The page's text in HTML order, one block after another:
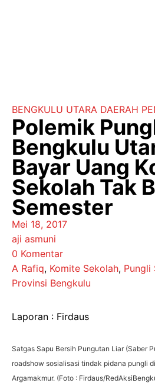
BENGKULU UTARA DAERAH
Polemik
Bengkulu
Bayar Uang
Sekolah Tak
Semester
Mei 18, 2017
aji asmuni
0 Komentar
A Rafiq, Komite Sekolah, Pungli
Provinsi Bengkulu
Laporan : Firdaus
Satgas Sapu Bersih Pungutan Liar (Saber
roadshow sosialisasi tindak pidana pungli
Argamakmur. (Foto : Firdaus/